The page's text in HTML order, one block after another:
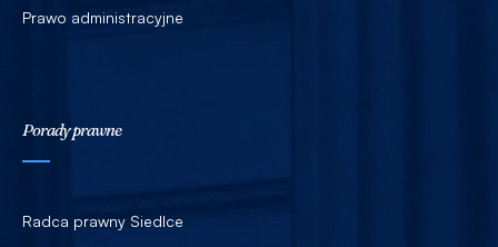
Prawo administracyjne
Porady prawne
Radca prawny Siedlce